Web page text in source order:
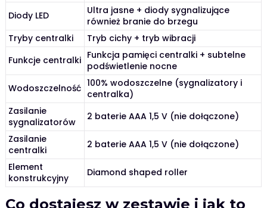
Diody LED
Ultra jasne + diody sygnalizujące
również branie do brzegu
Tryby centralki
Tryb cichy + tryb wibracji
Funkcje centralki Funkcja pamięci centralki + subtelne
podświetlenie nocne
Wodoszczelność 100% wodoszczelne (sygnalizatory i
centralka)
Zasilanie
sygnalizatorów
2 baterie AAA 1,5 V (nie dołączone)
Zasilanie
centralki
2 baterie AAA 1,5 V (nie dołączone)
Element
konstrukcyjny
Diamond shaped roller
Co dostajesz w zestawie i jak to